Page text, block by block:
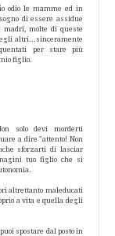
odio le mamme ed in
di essere assidue
madri, molte di queste
altri...sinceramente
per stare più
figlio.
solo devi morderti
a dire "attento! Non
sforzarti di lasciar
tuo figlio che si
altrettanto maleducati
a vita e quella degli
spostare dal posto in